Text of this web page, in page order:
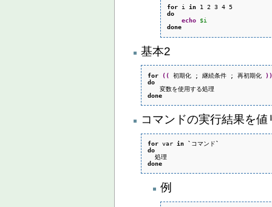
for i in
do
echo $i
done
基本2
for (( 初期化 ; 継続条件 ; 再初期化 )
do
done
コマンドの実行結果を
for var in ` コマンド`
do
done
例